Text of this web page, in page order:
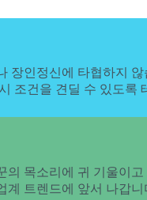
장인정신에 타협하지
조건을 견딜 수 있도록
의 목소리에 귀 기울이
계 트렌드에 앞서 나갑니